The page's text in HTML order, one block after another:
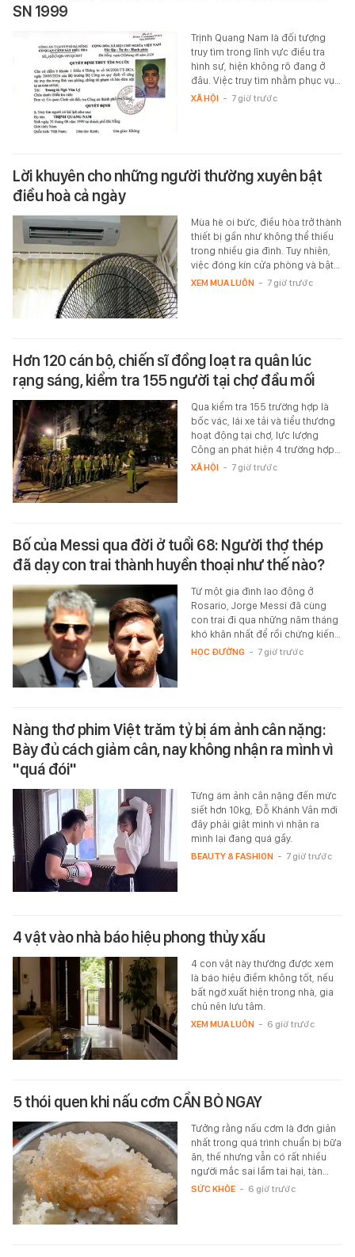
SN 1999
Trịnh Quang Nam là đối tượng
truy tìm trong lĩnh vực điều tra
hình sự, hiện không rõ đang ở
đâu. Việc truy tìm nhằm phục vụ…
XÃ HỘI - 7 giờ trước
Lời khuyên cho những người thường xuyên bật
điều hoà cả ngày
Mùa hè oi bức, điều hòa trở thành
thiết bị gần như không thể thiếu
trong nhiều gia đình. Tuy nhiên,
việc đóng kín cửa phòng và bật…
XEM MUA LUÔN - 7 giờ trước
Hơn 120 cán bộ, chiến sĩ đồng loạt ra quân lúc
rạng sáng, kiểm tra 155 người tại chợ đầu mối
Qua kiểm tra 155 trường hợp là
bốc vác, lái xe tải và tiểu thương
hoạt động tại chợ, lực lượng
Công an phát hiện 4 trường hợp…
XÃ HỘI - 7 giờ trước
Bố của Messi qua đời ở tuổi 68: Người thợ thép
đã dạy con trai thành huyền thoại như thế nào?
Từ một gia đình lao động ở
Rosario, Jorge Messi đã cùng
con trai đi qua những năm tháng
khó khăn nhất để rồi chứng kiến…
HỌC ĐƯỜNG - 7 giờ trước
Nàng thơ phim Việt trăm tỷ bị ám ảnh cân nặng:
Bày đủ cách giảm cân, nay không nhận ra mình vì
"quá đói"
Từng ám ảnh cân nặng đến mức
siết hơn 10kg, Đỗ Khánh Vân mới
đây phải giật mình vì nhận ra
mình lại đang quá gầy.
BEAUTY & FASHION - 7 giờ trước
4 vật vào nhà báo hiệu phong thủy xấu
4 con vật này thường được xem
là báo hiệu điềm không tốt, nếu
bất ngờ xuất hiện trong nhà, gia
chủ nên lưu tâm.
XEM MUA LUÔN - 6 giờ trước
5 thói quen khi nấu cơm CẦN BỎ NGAY
Tưởng rằng nấu cơm là đơn giản
nhất trong quá trình chuẩn bị bữa
ăn, thế nhưng vẫn có rất nhiều
người mắc sai lầm tai hại, tàn…
SỨC KHỎE - 6 giờ trước